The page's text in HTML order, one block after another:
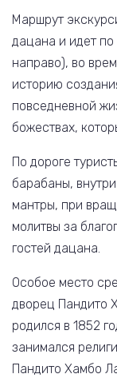
Маршрут
дацана и идет
направо), во
историю
повседневной
божествах,
По дороге
барабаны,
мантры, при
молитвы за
гостей дацана.
Особое место
дворец Пандито
родился в 1852
занимался
Пандито Хамбо